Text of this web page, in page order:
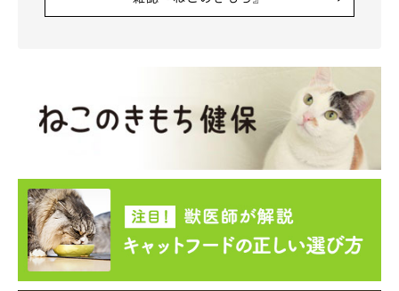
@Tetochannel0523
とってもいい信頼関係を築いている、テトくんと飼い主さんご夫
婦。テトくんは今日も、飼い主さんご夫婦のもとでのびのびと楽
しく暮らしています♪